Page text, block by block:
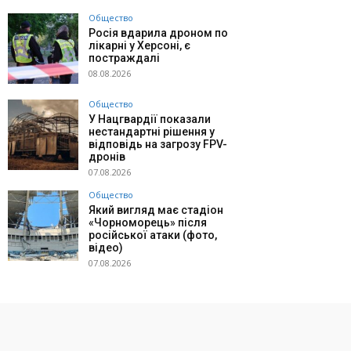
Общество
Росія вдарила дроном по
лікарні у Херсоні, є
постраждалі
08.08.2026
Общество
У Нацгвардії показали
нестандартні рішення у
відповідь на загрозу FPV-
дронів
07.08.2026
Общество
Який вигляд має стадіон
«Чорноморець» після
російської атаки (фото,
відео)
07.08.2026